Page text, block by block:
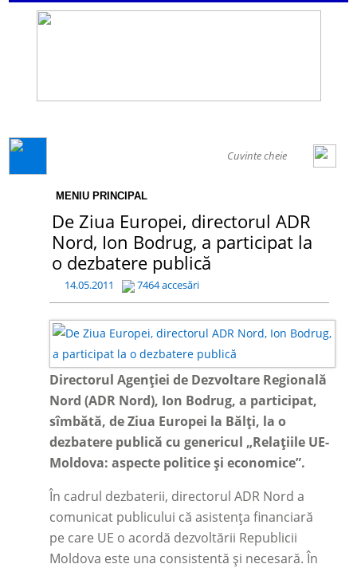
MENIU PRINCIPAL
De Ziua Europei, directorul ADR
Nord, Ion Bodrug, a participat la
o dezbatere publică
14.05.2011 7464 accesări
Directorul Agenției de Dezvoltare Regională
Nord (ADR Nord), Ion Bodrug, a participat,
sîmbătă, de Ziua Europei la Bălți, la o
dezbatere publică cu genericul „Relațiile UE-
Moldova: aspecte politice și economice”.
În cadrul dezbaterii, directorul ADR Nord a
comunicat publicului că asistența financiară
pe care UE o acordă dezvoltării Republicii
Moldova este una consistentă și necesară. În